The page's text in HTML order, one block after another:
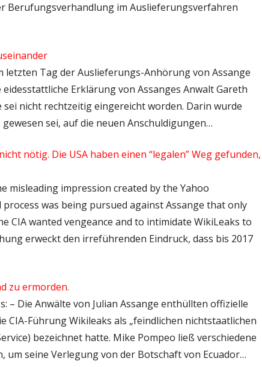
Berufungsverhandlung im Auslieferungsverfahren
letzten Tag der Auslieferungs-Anhörung von Assange
Erklärung von Assanges Anwalt Gareth
nicht rechtzeitig eingereicht worden. Darin wurde
sei, auf die neuen Anschuldigungen…
nötig. Die USA haben einen “legalen” Weg gefunden,
misleading impression created by the Yahoo
was being pursued against Assange that only
CIA wanted vengeance and to intimidate WikiLeaks to
erweckt den irreführenden Eindruck, dass bis 2017
zu ermorden.
– Die Anwälte von Julian Assange enthüllten offizielle
CIA-Führung Wikileaks als „feindlichen nichtstaatlichen
bezeichnet hatte. Mike Pompeo ließ verschiedene
seine Verlegung von der Botschaft von Ecuador…